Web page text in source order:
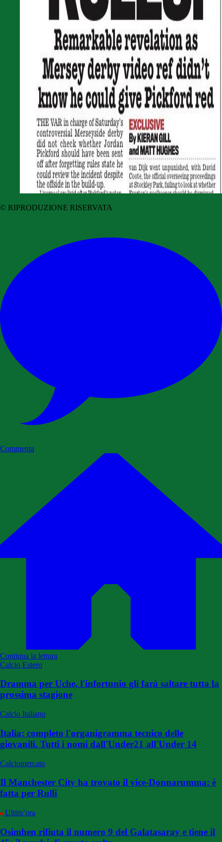
© RIPRODUZIONE RISERVATA
Commenta
Continua la lettura
Calcio Estero
Dramma per Uche, l'infortunio gli farà saltare tutta la
prossima stagione
Calcio Italiano
Italia: completo l'organigramma tecnico delle
giovanili. Tutti i nomi dall'Under21 all'Under 14
Calciomercato
Il Manchester City ha trovato il vice-Donnarumma: è
fatta per Rulli
Ultim’ora
Osimhen rifiuta il numero 9 del Galatasaray e tiene il